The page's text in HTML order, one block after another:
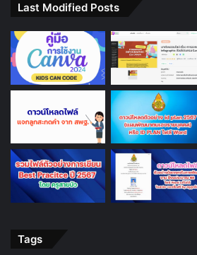
Last Modified Posts
Tags